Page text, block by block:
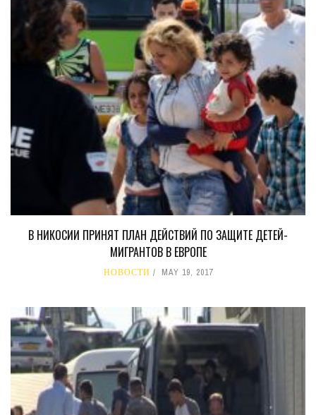
В НИКОСИИ ПРИНЯТ ПЛАН ДЕЙСТВИЙ ПО ЗАЩИТЕ ДЕТЕЙ-
МИГРАНТОВ В ЕВРОПЕ
НОВОСТИ MAY 19, 2017